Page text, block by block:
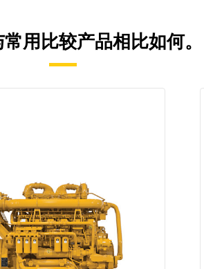
常用比较产品相比如何。